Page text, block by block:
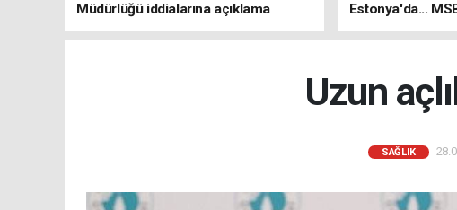
Müdürlüğü iddialarına açıklama
Estonya'da...
sistemleriyle
Uzun
SAĞLIK